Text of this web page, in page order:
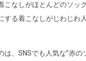
こなしがほとんどのソッ
する着こなしがじわじわ
は、SNSでも人気な”赤の